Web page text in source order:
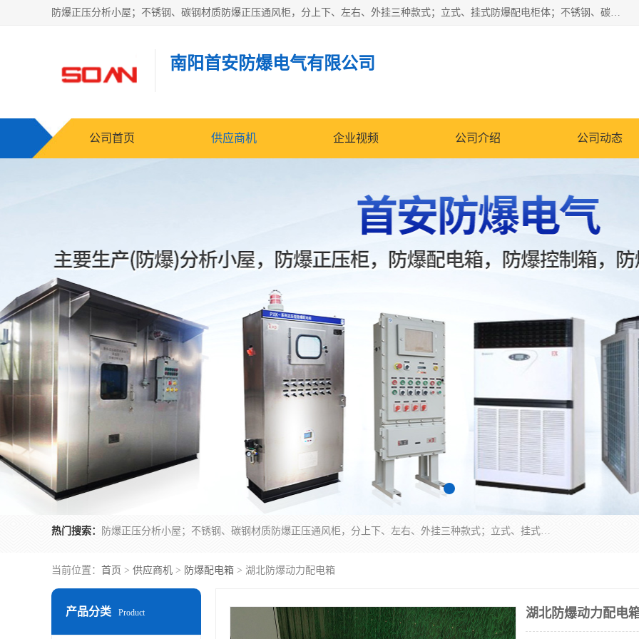
防爆正压分析小屋；不锈钢、碳钢材质防爆正压通风柜，分上下、左右、外挂三种款式；立式、挂式防爆配电柜体；不锈钢、碳钢防爆变频、磁力、星三角启动器；不锈钢、碳钢、铸铝防爆控制箱柜；可操作按键、多块式防爆仪表箱；多材质防爆接线箱；台式防爆电脑、防爆监视器。产品适配石油、化工、煤炭、电力、纺织、酿酒、航天、铁路、冶金、船舶、消防、市政等多行业工况使用。
南阳首安防爆电气有限公司
公司首页 供应商机 企业视频 公司介绍 公司动态
热门搜索： 防爆正压分析小屋；不锈钢、碳钢材质防爆正压通风柜，分上下、左右、外挂三种款式；立式、挂式防爆配电柜体；不锈钢、碳钢防爆变频、磁力、星三角启动器；不锈钢、碳钢、铸铝防爆控制箱柜；可操作按键、多块式防爆仪表箱；多材质防爆接线箱；台式防爆电脑、防爆监视器。产品适配石油、化工、煤炭、电力、纺织、酿酒、航天、铁路、冶金、船舶、消防、市政等多行业工况使用。
当前位置： 首页 > 供应商机 > 防爆配电箱 > 湖北防爆动力配电箱
产品分类 Product 湖北防爆动力配电